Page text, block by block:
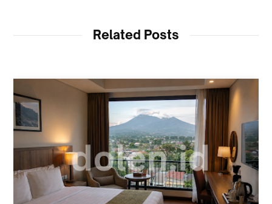
Related Posts